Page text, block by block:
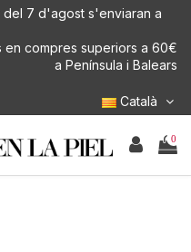
del 7 d'agost s'enviaran a
en compres superiors a 60€
a Península i Balears
Català
0